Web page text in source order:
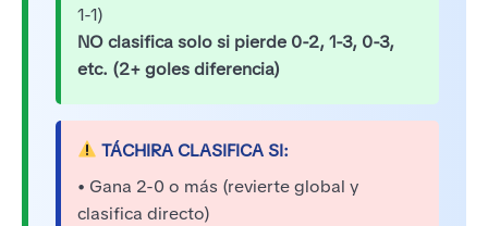
1-1)
NO clasifica solo si pierde 0-2, 1-3, 0-3,
etc. (2+ goles diferencia)
TÁCHIRA CLASIFICA SI:
• Gana 2-0 o más (revierte global y
clasifica directo)